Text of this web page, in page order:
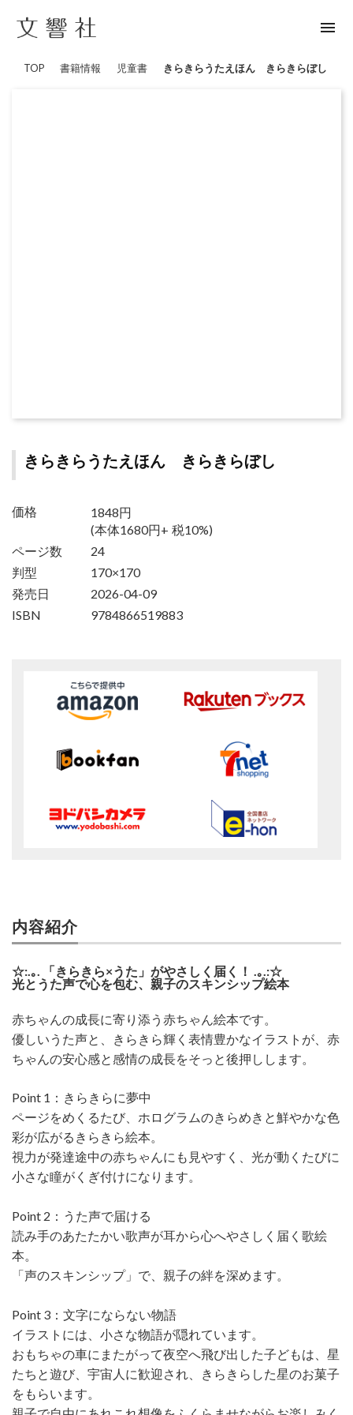
menu
TOP 書籍情報 児童書 きらきらうたえほん きらきらぼし
きらきらうたえほん きらきらぼし
価格
1848円
(本体1680円+ 税10%)
ページ数
24
判型
170×170
発売日
2026-04-09
ISBN
9784866519883
内容紹介
☆:.｡. 「きらきら×うた」がやさしく届く！ .｡.:☆
光とうた声で心を包む、親子のスキンシップ絵本
赤ちゃんの成長に寄り添う赤ちゃん絵本です。
優しいうた声と、きらきら輝く表情豊かなイラストが、赤
ちゃんの安心感と感情の成長をそっと後押しします。
Point 1：きらきらに夢中
ページをめくるたび、ホログラムのきらめきと鮮やかな色
彩が広がるきらきら絵本。
視力が発達途中の赤ちゃんにも見やすく、光が動くたびに
小さな瞳がくぎ付けになります。
Point 2：うた声で届ける
読み手のあたたかい歌声が耳から心へやさしく届く歌絵
本。
「声のスキンシップ」で、親子の絆を深めます。
Point 3：文字にならない物語
イラストには、小さな物語が隠れています。
おもちゃの車にまたがって夜空へ飛び出した子どもは、星
たちと遊び、宇宙人に歓迎され、きらきらした星のお菓子
をもらいます。